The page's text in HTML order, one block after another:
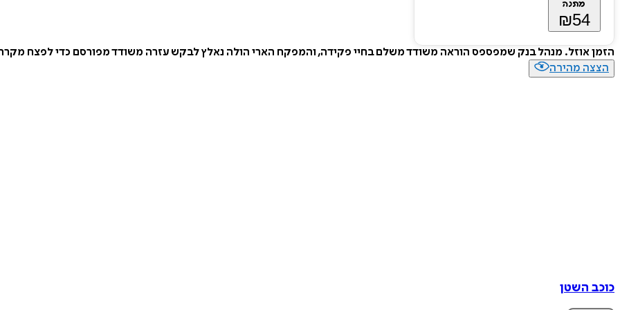
מתנה
₪54
הזמן אוזל. מנהל בנק שמפספס הוראה משודד משלם בחיי פקידה, והמפקח הארי הולה נאלץ לבקש עזרה משודד מפורסם כדי לפצח
הצצה מהירה
כוכב השטן